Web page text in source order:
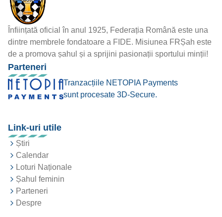
Înființată oficial în anul 1925, Federația Română este una
dintre membrele fondatoare a FIDE. Misiunea FRȘah este
de a promova șahul și a sprijini pasionații sportului minții!
Parteneri
Tranzacțiile NETOPIA Payments
sunt procesate 3D-Secure.
Link-uri utile
Știri
Calendar
Loturi Naționale
Șahul feminin
Parteneri
Despre